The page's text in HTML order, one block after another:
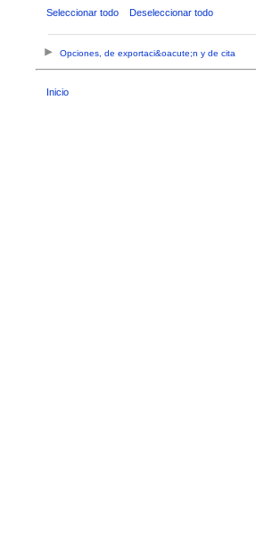
Seleccionar todo Deseleccionar todo
Opciones, de exportaci&oacute;n y de cita
Inicio